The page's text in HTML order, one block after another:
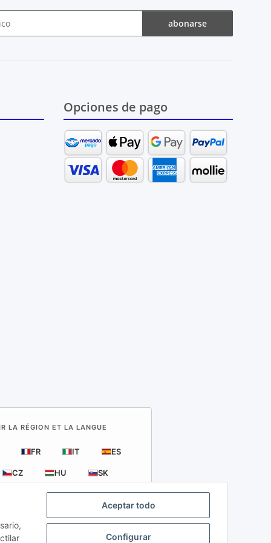
Aceptar todo
Configurar
abonarse
Opciones de pago
LA RÉGION ET LA LANGUE
FR IT ES
CZ HU SK